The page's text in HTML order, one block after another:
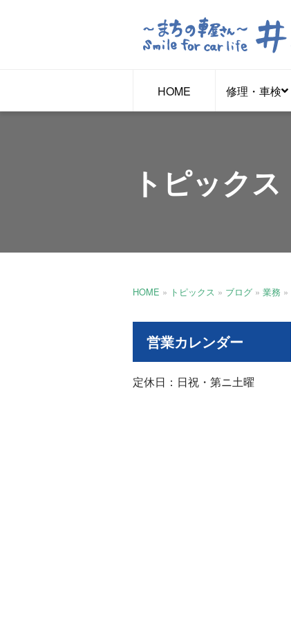
HOME 修理・車検
トピックス
HOME » トピックス » ブログ » 業務 »
営業カレンダー
定休日：日祝・第ニ土曜